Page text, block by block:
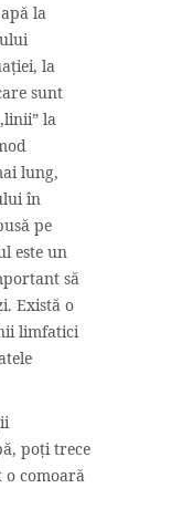
la
la
sunt
la
lung,
în
pe
este un
să
Există o
limfatici
poți trece
o comoară